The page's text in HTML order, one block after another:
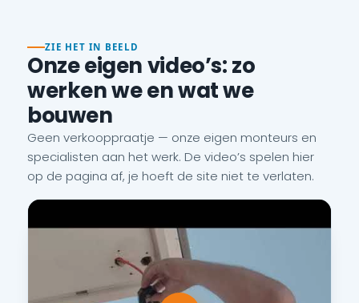
ZIE HET IN BEELD
Onze eigen video’s: zo
werken we en wat we
bouwen
Geen verkooppraatje — onze eigen monteurs en
specialisten aan het werk. De video’s spelen hier
op de pagina af, je hoeft de site niet te verlaten.